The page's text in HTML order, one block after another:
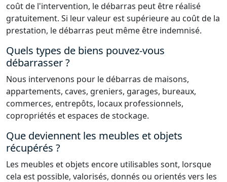
coût de l'intervention, le débarras peut être réalisé
gratuitement. Si leur valeur est supérieure au coût de la
prestation, le débarras peut même être indemnisé.
Quels types de biens pouvez-vous
débarrasser ?
Nous intervenons pour le débarras de maisons,
appartements, caves, greniers, garages, bureaux,
commerces, entrepôts, locaux professionnels,
copropriétés et espaces de stockage.
Que deviennent les meubles et objets
récupérés ?
Les meubles et objets encore utilisables sont, lorsque
cela est possible, valorisés, donnés ou orientés vers les